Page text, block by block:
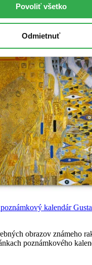
Povoliť všetko
Odmietnuť
kalendár
obrazov známeho
poznámkového